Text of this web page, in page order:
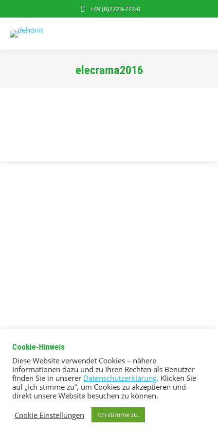
+49 (0)2723-772-0
elecrama2016
Cookie-Hinweis
Diese Website verwendet Cookies – nähere
Informationen dazu und zu Ihren Rechten als Benutzer
finden Sie in unserer Datenschutzerklärung. Klicken Sie
auf „Ich stimme zu“, um Cookies zu akzeptieren und
direkt unsere Website besuchen zu können.
Cookie Einstellungen
Ich stimme zu.